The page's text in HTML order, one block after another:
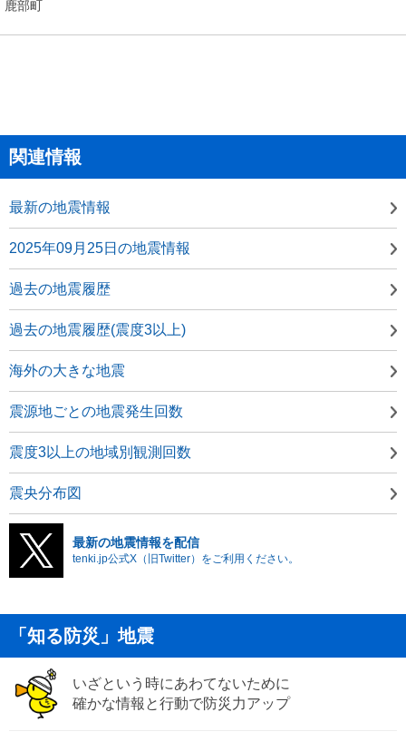
鹿部町
関連情報
最新の地震情報
2025年09月25日の地震情報
過去の地震履歴
過去の地震履歴(震度3以上)
海外の大きな地震
震源地ごとの地震発生回数
震度3以上の地域別観測回数
震央分布図
最新の地震情報を配信
tenki.jp公式X（旧Twitter）をご利用ください。
「知る防災」地震
いざという時にあわてないために
確かな情報と行動で防災力アップ